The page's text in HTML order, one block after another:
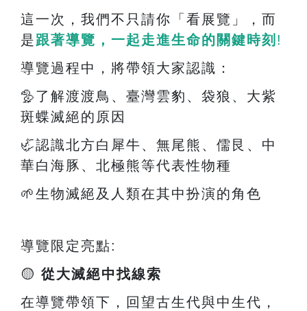
這一次，我們不只請你「看展覽」，而
是跟著導覽，一起走進生命的關鍵時刻 !
導覽過程中，將帶領大家認識：
🦤了解渡渡鳥、臺灣雲豹、袋狼、大紫
斑蝶滅絕的原因
🦏認識北方白犀牛、無尾熊、儒艮、中
華白海豚、北極熊等代表性物種
🌱生物滅絕及人類在其中扮演的角色
導覽限定亮點:
🟡 從大滅絕中找線索
在導覽帶領下，回望古生代與中生代，